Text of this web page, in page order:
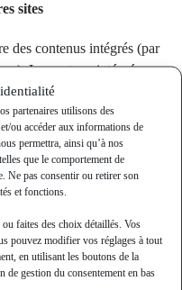
partenaires utilisons des
ou accéder aux informations de
permettra, ainsi qu’à nos
que le comportement de
Ne pas consentir ou retirer son
et fonctions.
faites des choix détaillés. Vos
pouvez modifier vos réglages à tout
en utilisant les boutons de la
gestion du consentement en bas
sites
des contenus intégrés (par
Le contenu intégré
la même manière que si le
données sur vous, utiliser
suivis tiers, suivre vos
si vous disposez d’un
personnelles